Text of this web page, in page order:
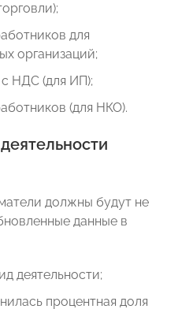
для
организаций;
НДС (для ИП);
(для НКО).
должны будут не
данные в
деятельности;
процентная доля